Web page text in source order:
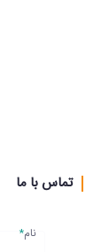
تماس با ما
نام*